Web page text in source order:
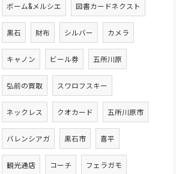
ボーム&メルシエ 図書カードネクスト
黒石 財布 シルバー カメラ
キャノン ビール券 五所川原
弘前の買取 スワロフスキー
ネックレス クオカード 五所川原市
バレンシアガ 黒石市 喜平
観光通店 コーチ フェラガモ